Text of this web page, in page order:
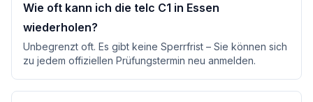
Wie oft kann ich die telc C1 in Essen
wiederholen?
Unbegrenzt oft. Es gibt keine Sperrfrist – Sie können sich
zu jedem offiziellen Prüfungstermin neu anmelden.